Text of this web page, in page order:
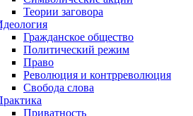
Теории заговора
Гражданское общество
Политический режим
Право
Революция и контрреволюция
Свобода слова
Приватность